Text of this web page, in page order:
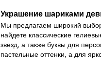
Украшение шариками
Мы предлагаем широкий
найдете классические
звезд, а также буквы для
пастельные оттенки, а для